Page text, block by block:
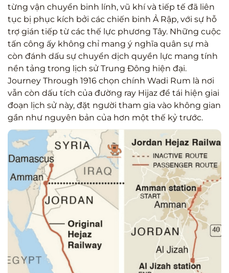
từng vận chuyển binh lính, vũ khí và tiếp tế đã liên
tục bị phục kích bởi các chiến binh Ả Rập, với sự hỗ
trợ gián tiếp từ các thế lực phương Tây. Những cuộc
tấn công ấy không chỉ mang ý nghĩa quân sự mà
còn đánh dấu sự chuyển dịch quyền lực mang tính
nền tảng trong lịch sử Trung Đông hiện đại.
Journey Through 1916 chọn chính Wadi Rum là nơi
vẫn còn dấu tích của đường ray Hijaz để tái hiện giai
đoạn lịch sử này, đặt người tham gia vào không gian
gần như nguyên bản của hơn một thế kỷ trước.